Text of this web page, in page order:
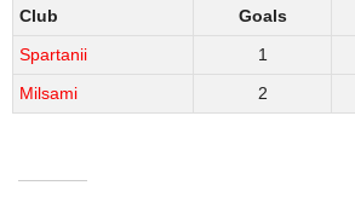
Club Goals
Spartanii
1
Milsami
2